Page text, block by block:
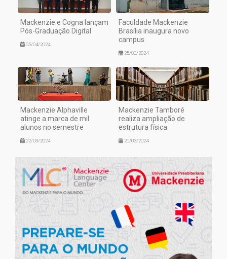
Mackenzie e Cogna lançam
Pós-Graduação Digital
05/04/2024
Faculdade Mackenzie
Brasília inaugura novo
campus
25/03/2024
Mackenzie Alphaville
atinge a marca de mil
alunos no semestre
22/03/2024
Mackenzie Tamboré
realiza ampliação de
estrutura física
20/03/2024